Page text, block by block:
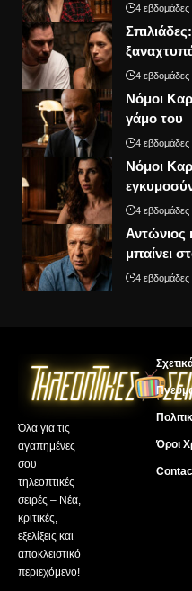
4 εβδομάδες
4 εβδομάδες
Νόμοι
γάμο του
4 εβδομάδες
Νόμοι
4 εβδομάδες
Αντώνιος
μπαίνει
4 εβδομάδες
Όλα για τις
αγαπημένες
σου
τηλεοπτικές
σειρές – Νέα,
κριτικές,
εξελίξεις και
αποκλειστικό
περιεχόμενο!
Όροι